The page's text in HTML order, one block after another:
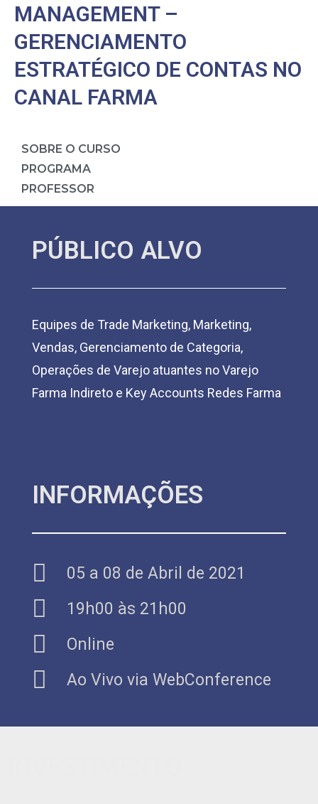
MANAGEMENT –
GERENCIAMENTO
ESTRATÉGICO DE CONTAS NO
CANAL FARMA
SOBRE O CURSO
PROGRAMA
PROFESSOR
PÚBLICO ALVO
Equipes de Trade Marketing, Marketing,
Vendas, Gerenciamento de Categoria,
Operações de Varejo atuantes no Varejo
Farma Indireto e Key Accounts Redes Farma
INFORMAÇÕES
05 a 08 de Abril de 2021
19h00 às 21h00
Online
Ao Vivo via WebConference